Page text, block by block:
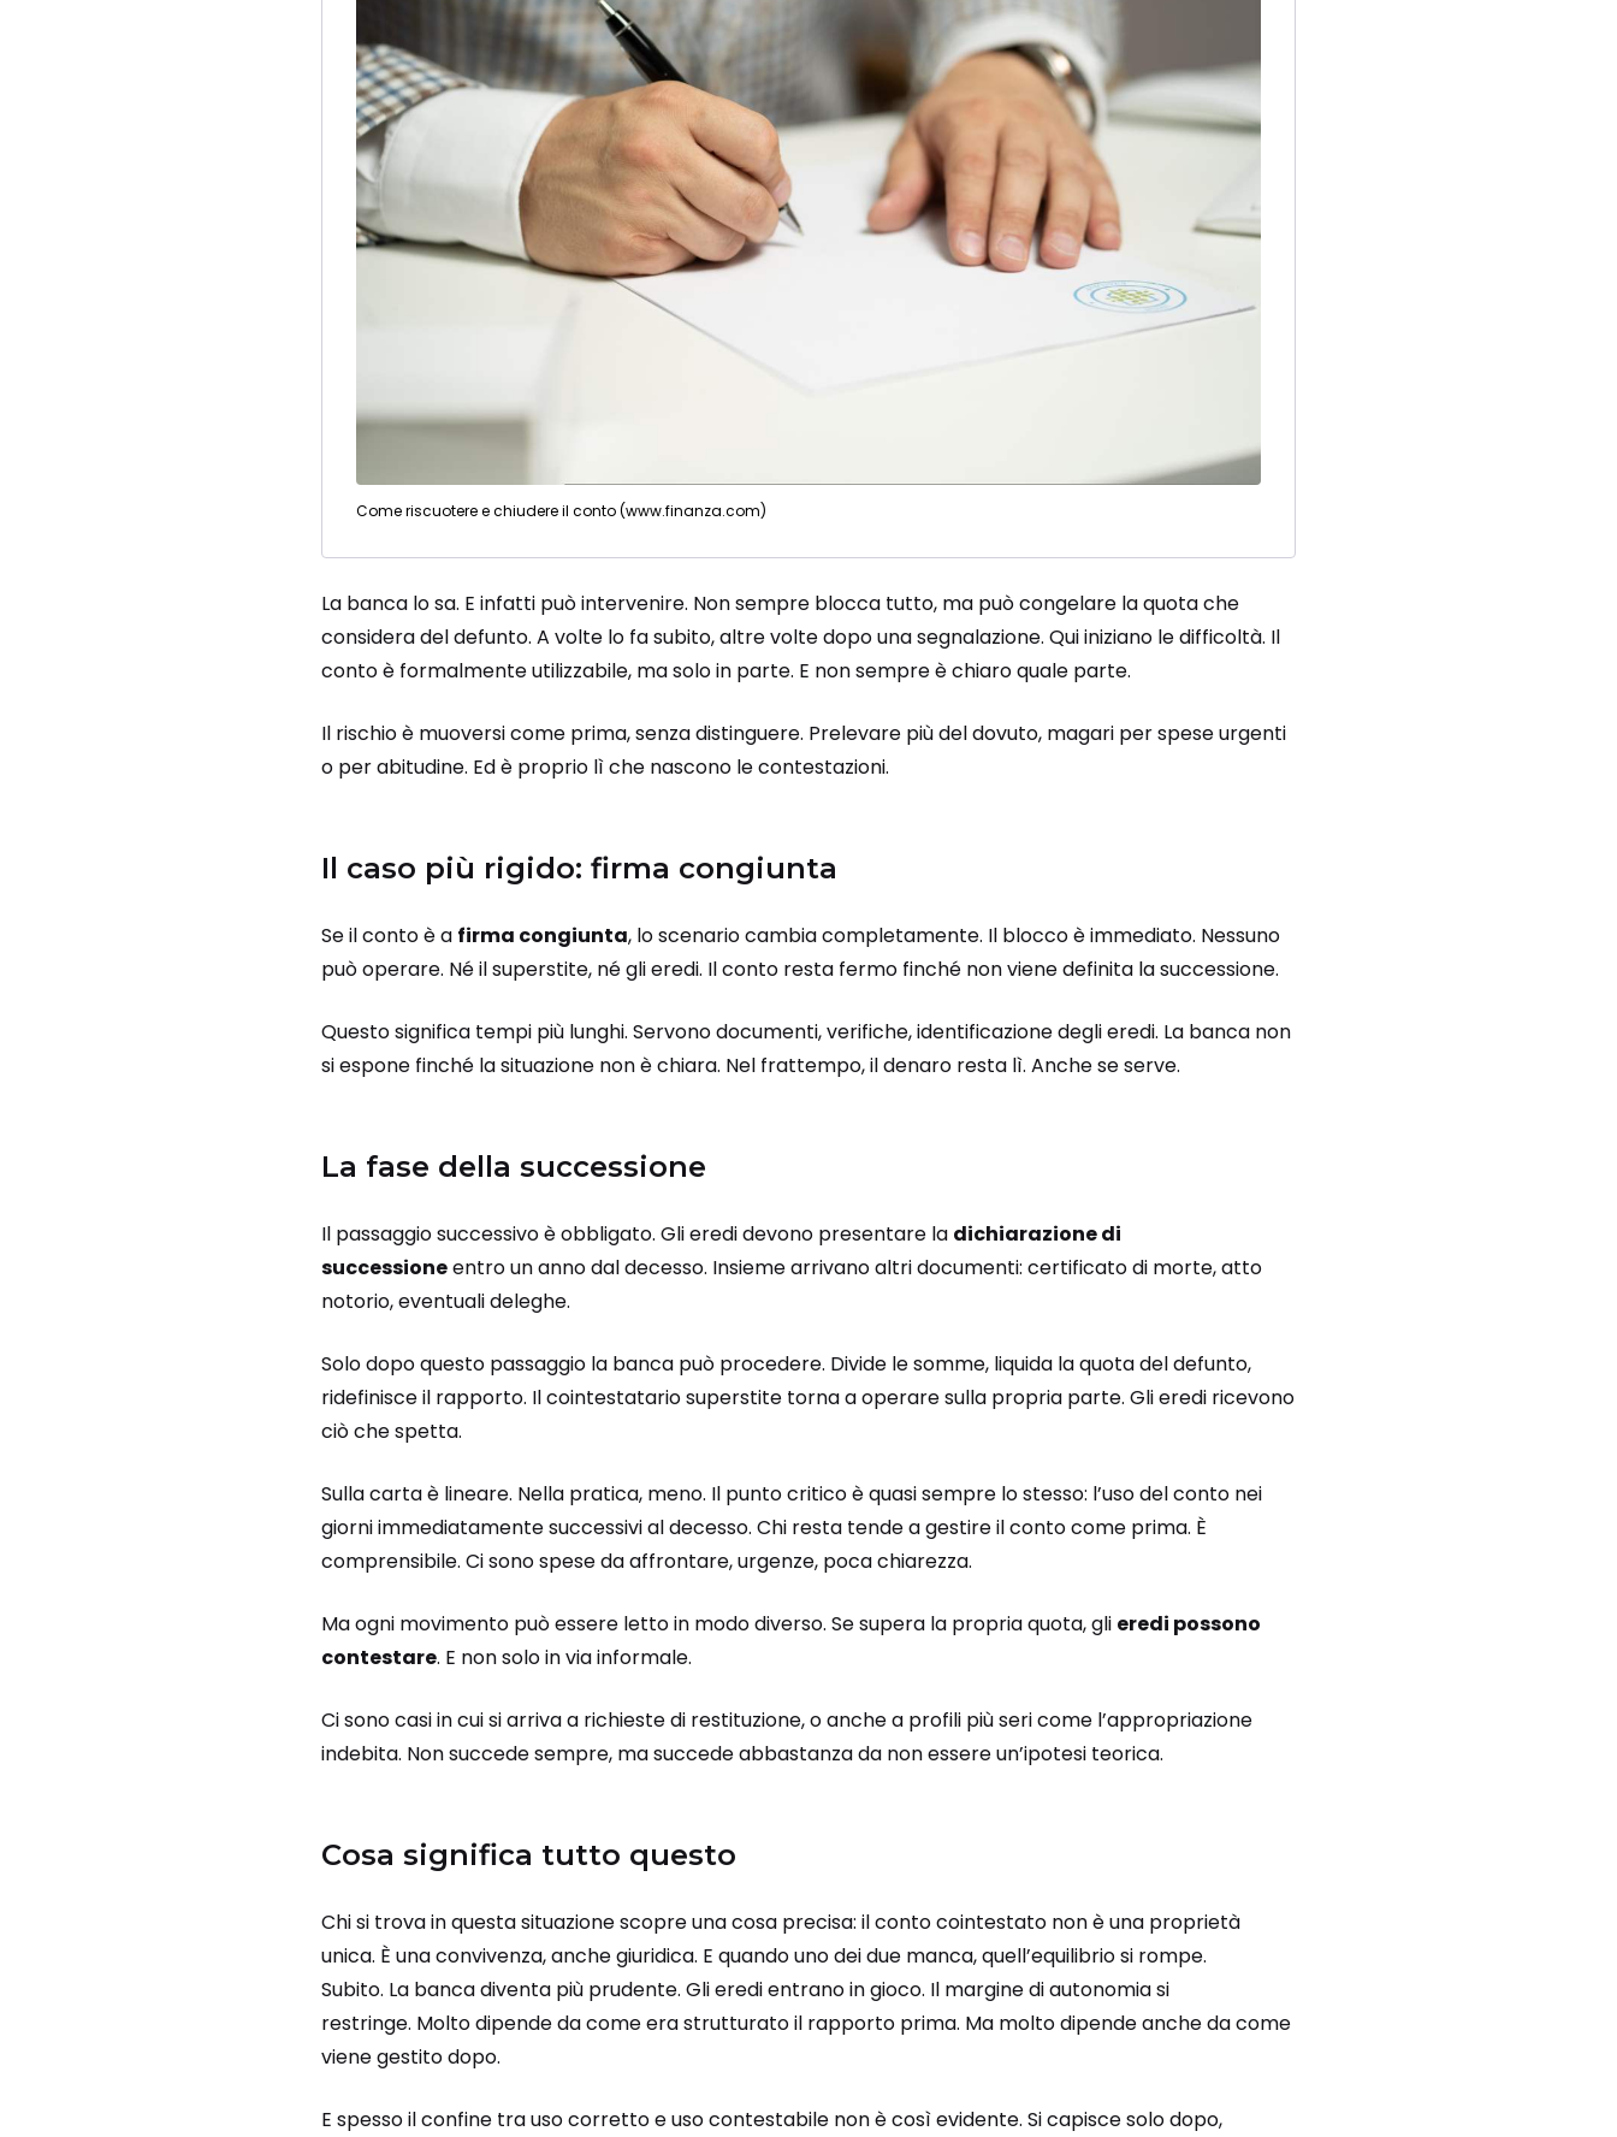
Come riscuotere e chiudere il conto (www.finanza.com)
La banca lo sa. E infatti può intervenire. Non sempre blocca tutto, ma può congelare la quota che
considera del defunto. A volte lo fa subito, altre volte dopo una segnalazione. Qui iniziano le difficoltà. Il
conto è formalmente utilizzabile, ma solo in parte. E non sempre è chiaro quale parte.
Il rischio è muoversi come prima, senza distinguere. Prelevare più del dovuto, magari per spese urgenti
o per abitudine. Ed è proprio lì che nascono le contestazioni.
Il caso più rigido: firma congiunta
Se il conto è a firma congiunta, lo scenario cambia completamente. Il blocco è immediato. Nessuno
può operare. Né il superstite, né gli eredi. Il conto resta fermo finché non viene definita la successione.
Questo significa tempi più lunghi. Servono documenti, verifiche, identificazione degli eredi. La banca non
si espone finché la situazione non è chiara. Nel frattempo, il denaro resta lì. Anche se serve.
La fase della successione
Il passaggio successivo è obbligato. Gli eredi devono presentare la dichiarazione di
successioneentro un anno dal decesso. Insieme arrivano altri documenti: certificato di morte, atto
notorio, eventuali deleghe.
Solo dopo questo passaggio la banca può procedere. Divide le somme, liquida la quota del defunto,
ridefinisce il rapporto. Il cointestatario superstite torna a operare sulla propria parte. Gli eredi ricevono
ciò che spetta.
Sulla carta è lineare. Nella pratica, meno. Il punto critico è quasi sempre lo stesso: l’uso del conto nei
giorni immediatamente successivi al decesso. Chi resta tende a gestire il conto come prima. È
comprensibile. Ci sono spese da affrontare, urgenze, poca chiarezza.
Ma ogni movimento può essere letto in modo diverso. Se supera la propria quota, gli eredi possono
contestare. E non solo in via informale.
Ci sono casi in cui si arriva a richieste di restituzione, o anche a profili più seri come l’appropriazione
indebita. Non succede sempre, ma succede abbastanza da non essere un’ipotesi teorica.
Cosa significa tutto questo
Chi si trova in questa situazione scopre una cosa precisa: il conto cointestato non è una proprietà
unica. È una convivenza, anche giuridica. E quando uno dei due manca, quell’equilibrio si rompe.
Subito. La banca diventa più prudente. Gli eredi entrano in gioco. Il margine di autonomia si
restringe. Molto dipende da come era strutturato il rapporto prima. Ma molto dipende anche da come
viene gestito dopo.
E spesso il confine tra uso corretto e uso contestabile non è così evidente. Si capisce solo dopo,